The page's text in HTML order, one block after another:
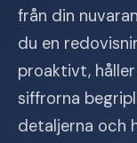
från din
du en
proaktivt,
siffrorna
detaljerna och